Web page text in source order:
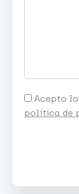
Acepto
política de